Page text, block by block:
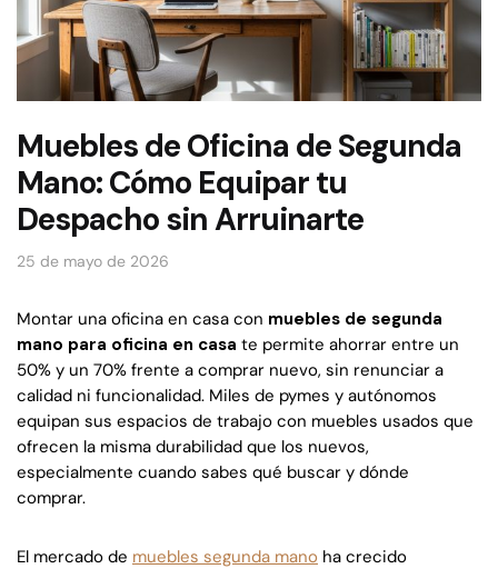
Muebles de Oficina de Segunda
Mano: Cómo Equipar tu
Despacho sin Arruinarte
25 de mayo de 2026
Montar una oficina en casa con muebles de segunda
mano para oficina en casa te permite ahorrar entre un
50% y un 70% frente a comprar nuevo, sin renunciar a
calidad ni funcionalidad. Miles de pymes y autónomos
equipan sus espacios de trabajo con muebles usados que
ofrecen la misma durabilidad que los nuevos,
especialmente cuando sabes qué buscar y dónde
comprar.
El mercado de muebles segunda mano ha crecido